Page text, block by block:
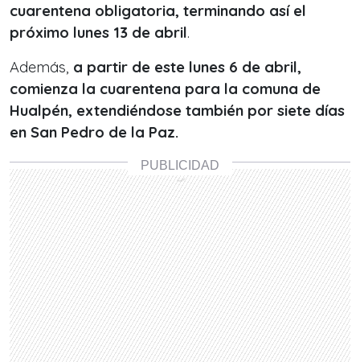
cuarentena obligatoria, terminando así el
próximo lunes 13 de abril.
Además, a partir de este lunes 6 de abril,
comienza la cuarentena para la comuna de
Hualpén, extendiéndose también por siete días
en San Pedro de la Paz.